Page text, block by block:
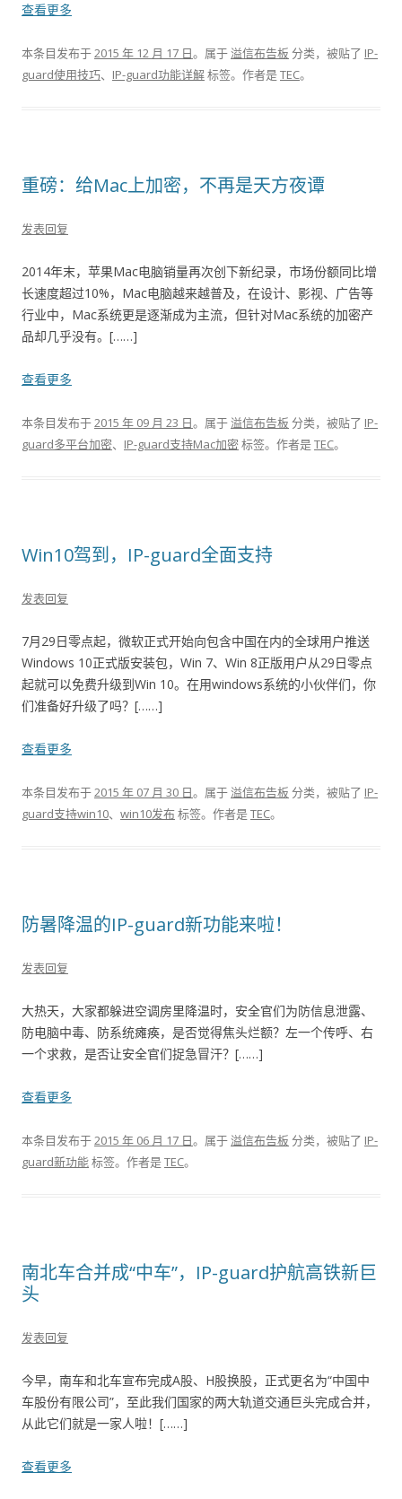
查看更多
本条目发布于2015 年 12 月 17 日。属于溢信布告板 分类，被贴了 IP-
guard使用技巧、 IP-guard功能详解标签。 作者是TEC。
重磅：给Mac上加密，不再是天方夜谭
发表回复
2014年末，苹果Mac电脑销量再次创下新纪录，市场份额同比增
长速度超过10%，Mac电脑越来越普及，在设计、影视、广告等
行业中，Mac系统更是逐渐成为主流，但针对Mac系统的加密产
品却几乎没有。[……]
查看更多
本条目发布于2015 年 09 月 23 日。属于溢信布告板 分类，被贴了 IP-
guard多平台加密、 IP-guard支持Mac加密标签。 作者是TEC。
Win10驾到，IP-guard全面支持
发表回复
7月29日零点起，微软正式开始向包含中国在内的全球用户推送
Windows 10正式版安装包，Win 7、Win 8正版用户从29日零点
起就可以免费升级到Win 10。在用windows系统的小伙伴们，你
们准备好升级了吗？[……]
查看更多
本条目发布于2015 年 07 月 30 日。属于溢信布告板 分类，被贴了 IP-
guard支持win10、 win10发布标签。 作者是TEC。
防暑降温的IP-guard新功能来啦！
发表回复
大热天，大家都躲进空调房里降温时，安全官们为防信息泄露、
防电脑中毒、防系统瘫痪，是否觉得焦头烂额？左一个传呼、右
一个求救，是否让安全官们捉急冒汗？[……]
查看更多
本条目发布于2015 年 06 月 17 日。属于溢信布告板 分类，被贴了 IP-
guard新功能标签。 作者是TEC。
南北车合并成“中车”，IP-guard护航高铁新巨
头
发表回复
今早，南车和北车宣布完成A股、H股换股，正式更名为“中国中
车股份有限公司”，至此我们国家的两大轨道交通巨头完成合并，
从此它们就是一家人啦！[……]
查看更多